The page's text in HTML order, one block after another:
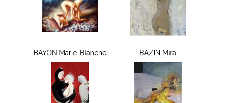
BAYON Marie-Blanche BAZIN Mira